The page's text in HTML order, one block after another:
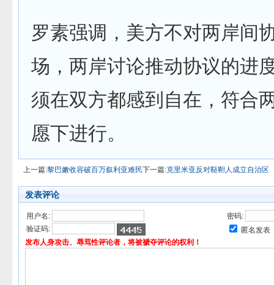
罗素强调，美方不对两岸间
场，两岸讨论推动协议的进
须在双方都感到自在，符合
愿下进行。
上一篇:黎巴嫩收容破百万叙利亚难民下一篇:克里米亚反对鞑靼人成立自治区
发表评论
用户名:
密码:
验证码:
匿名发表
发布人身攻击、辱骂性评论者，将被褫夺评论的权利！